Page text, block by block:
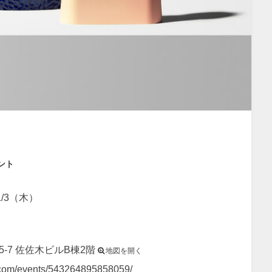
ト
（木）
7 佐佐木ビルB棟2階 地図を開く
events/543264895858059/